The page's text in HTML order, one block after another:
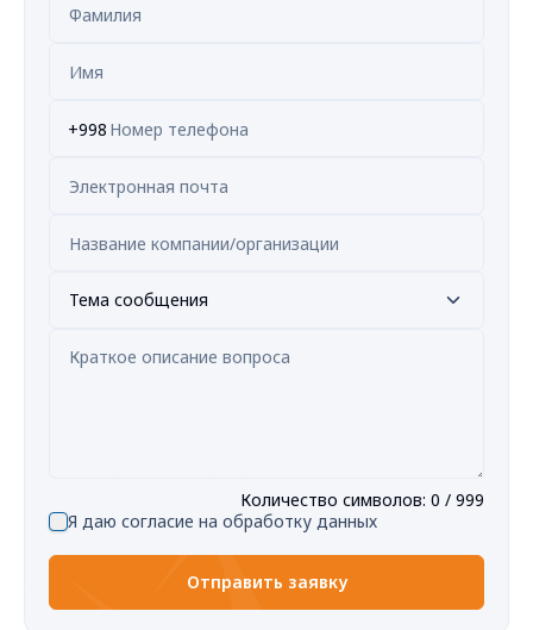
+998
Тема сообщения
Количество символов: 0 / 999
Я даю согласие на обработку данных
Отправить заявку